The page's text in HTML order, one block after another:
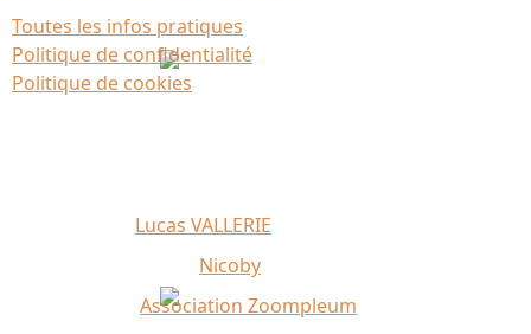
Toutes les infos pratiques
Politique de confidentialité
Politique de cookies
Lucas VALLERIE
Nicoby
Association Zoompleum